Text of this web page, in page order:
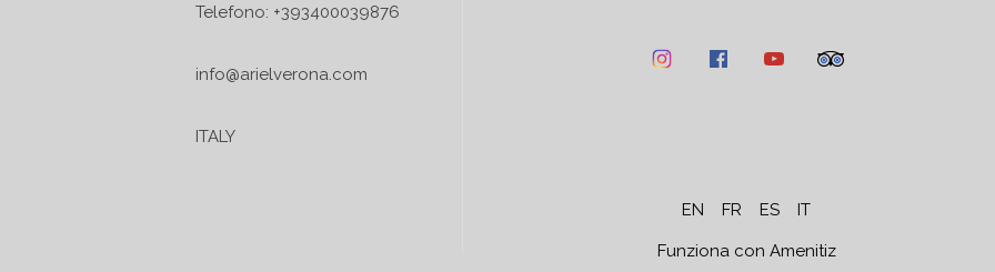
Telefono: +393400039876
info@arielverona.com
ITALY
EN FR ES IT
Funziona con Amenitiz